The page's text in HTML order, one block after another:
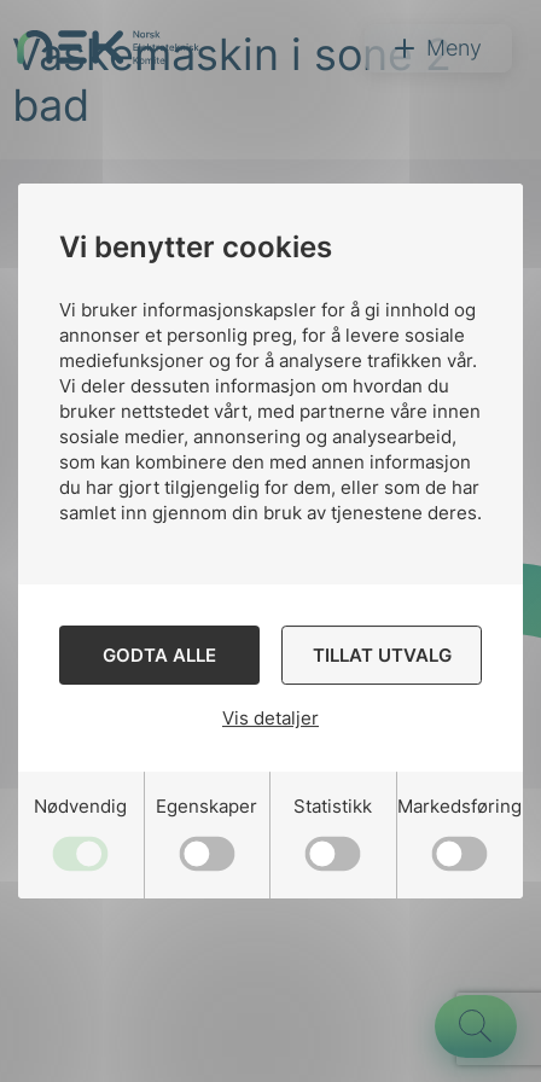
Vi benytter cookies
Vi bruker informasjonskapsler for å gi innhold og
annonser et personlig preg, for å levere sosiale
mediefunksjoner og for å analysere trafikken vår.
Vi deler dessuten informasjon om hvordan du
bruker nettstedet vårt, med partnerne våre innen
sosiale medier, annonsering og analysearbeid,
som kan kombinere den med annen informasjon
du har gjort tilgjengelig for dem, eller som de har
samlet inn gjennom din bruk av tjenestene deres.
GODTA ALLE TILLAT UTVALG
Vis detaljer
Nødvendig Egenskaper Statistikk Markedsføring
til
innhold
NEK Meny
Søk
Vaskemaskin i sone 2
bad
Kontakt oss
Ansatte
nek@nek.no
Kontakt
Bruk av Cookies
Designed and developed
Stem Agency
toppen